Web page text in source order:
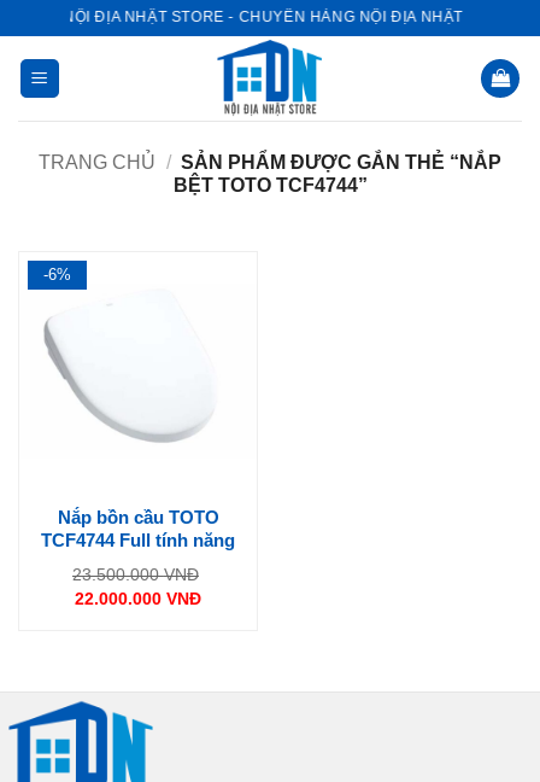
dung
NỘI ĐỊA NHẬT STORE - CHUYÊN HÀNG NỘI ĐỊA NHẬT
TRANG CHỦ / SẢN PHẨM ĐƯỢC GẮN THẺ “NẮP
BỆT TOTO TCF4744”
-6%
Nắp bồn cầu TOTO
TCF4744 Full tính năng
23.500.000VNĐ
22.000.000 VNĐ